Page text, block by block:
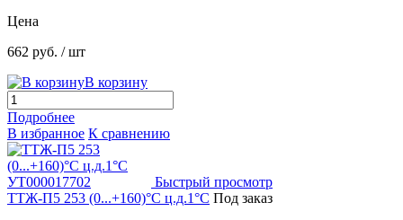
Цена
662 руб. / шт
В корзину
Подробнее
В избранное К сравнению
Быстрый просмотр
ТТЖ-П5 253 (0...+160)°С ц.д.1°С Под заказ